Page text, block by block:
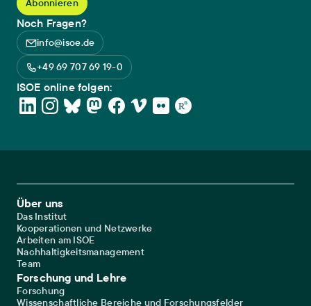
Noch Fragen?
info@isoe.de
+49 69 707 69 19-0
ISOE online folgen:
Footer Main Navigation
Über uns
Das Institut
Kooperationen und Netzwerke
Arbeiten am ISOE
Nachhaltigkeitsmanagement
Team
Forschung und Lehre
Forschung
Wissenschaftliche Bereiche und Forschungsfelder